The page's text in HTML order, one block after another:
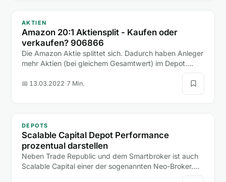
AKTIEN
Amazon 20:1 Aktiensplit - Kaufen oder
verkaufen? 906866
Die Amazon Aktie splittet sich. Dadurch haben Anleger
mehr Aktien (bei gleichem Gesamtwert) im Depot.
📅 13.03.2022·7 Min.
DEPOTS
Scalable Capital Depot Performance
prozentual darstellen
Neben Trade Republic und dem Smartbroker ist auch
Scalable Capital einer der sogenannten Neo-Broker.
Alle drei Broker haben in den letzten Jahren große…